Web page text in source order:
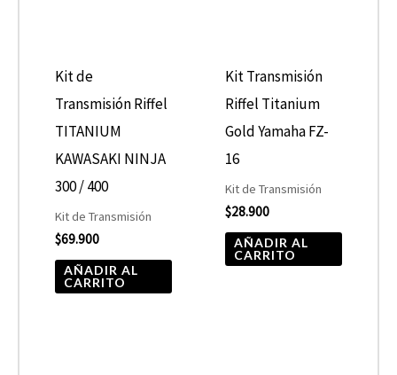
Kit de
Transmisión Riffel
TITANIUM
KAWASAKI NINJA
300 / 400
Kit de Transmisión
$69.900
AÑADIR AL
CARRITO
Kit Transmisión
Riffel Titanium
Gold Yamaha FZ-
16
Kit de Transmisión
$28.900
AÑADIR AL
CARRITO